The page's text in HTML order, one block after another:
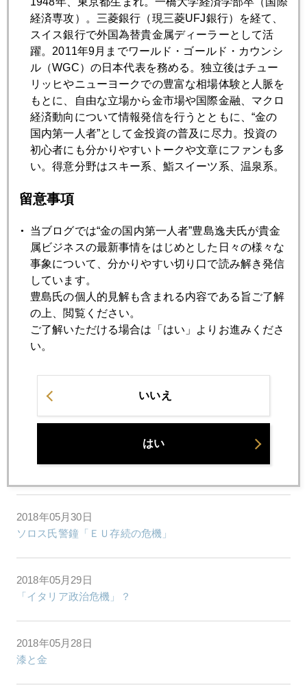
写真は３７階ホテルの部屋からの夜景。赤いイルミネーショ
ンがエンパイアステートビル。左遠景に新ワールドトレード
センター。私がゴールドディーラーとして働いたスイス銀行
ＮＹ支店がそこにあった。
1月 2月 3月 4月 5月 6月
7月 9月 10月
2018年05月30日
ソロス氏警鐘「ＥＵ存続の危機」
2018年05月29日
「イタリア政治危機」？
2018年05月28日
漆と金
経済専攻）。三菱銀行（現三菱UFJ銀行）を経て、
スイス銀行で外国為替貴金属ディーラーとして活
躍。2011年9月までワールド・ゴールド・カウンシ
ル（WGC）の日本代表を務める。独立後はチュー
リッヒやニューヨークでの豊富な相場体験と人脈を
もとに、自由な立場から金市場や国際金融、マクロ
経済動向について情報発信を行うとともに、“金の
国内第一人者”として金投資の普及に尽力。投資の
初心者にも分かりやすいトークや文章にファンも多
い。得意分野はスキー系、鮨スイーツ系、温泉系。
留意事項
当ブログでは“金の国内第一人者”豊島逸夫氏が貴金
属ビジネスの最新事情をはじめとした日々の様々な
事象について、分かりやすい切り口で読み解き発信
しています。
豊島氏の個人的見解も含まれる内容である旨ご了解
の上、閲覧ください。
ご了解いただける場合は「はい」よりお進みくださ
い。
いいえ
はい